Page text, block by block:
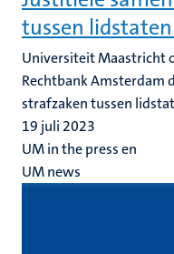
tussen
Universiteit Maastricht
Rechtbank Amsterdam
strafzaken tussen
19 juli 2023
UM in the press en
UM news